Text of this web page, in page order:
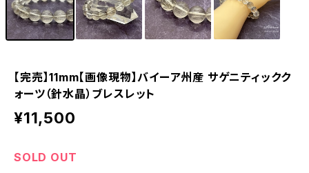
【完売】11mm【画像現物】バイーア州産 サゲニティックク
ォーツ（針水晶）ブレスレット
¥11,500
SOLD OUT